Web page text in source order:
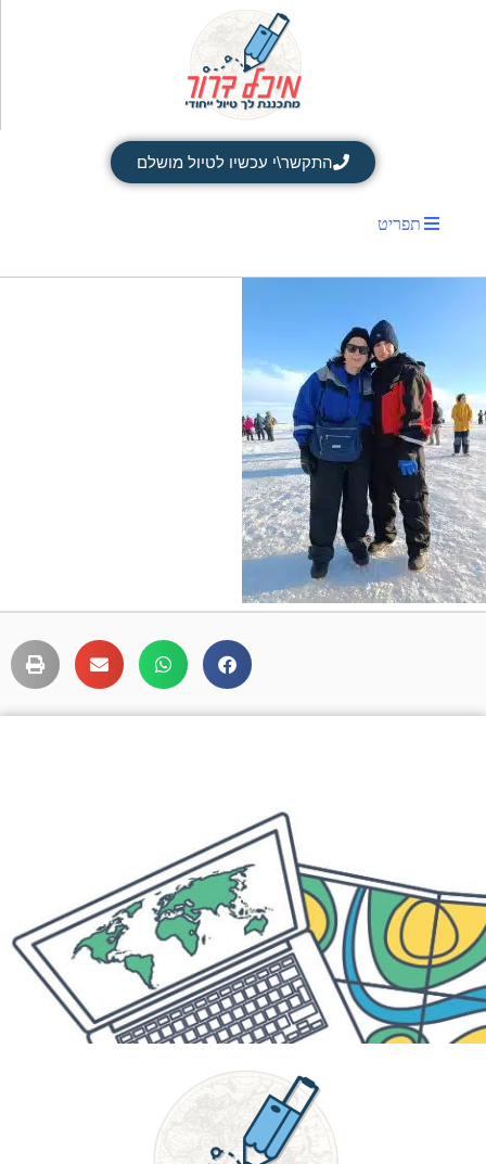
התקשר\י עכשיו לטיול מושלם
תפריט